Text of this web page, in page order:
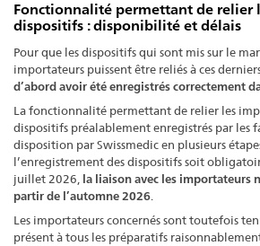
Fonctionnalité permettant de relier
dispositifs : disponibilité et délais
Pour que les dispositifs qui sont mis sur le
importateurs puissent être reliés à ces
d’abord avoir été enregistrés correctement
La fonctionnalité permettant de relier les
dispositifs préalablement enregistrés par les
disposition par Swissmedic en plusieurs
l’enregistrement des dispositifs soit
juillet 2026, la liaison avec les importateurs
partir de l’automne 2026
Les importateurs concernés sont toutefois
présent à tous les préparatifs